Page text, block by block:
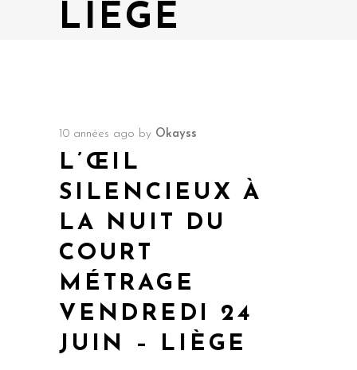
LIÈGE
10 années ago by Okayss
L’ŒIL
SILENCIEUX À
LA NUIT DU
COURT
MÉTRAGE
VENDREDI 24
JUIN – LIÈGE